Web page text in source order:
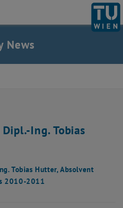
Startseite auflisten
News
Ing. Tobias
Tobias Hutter, Absolvent
2010-2011